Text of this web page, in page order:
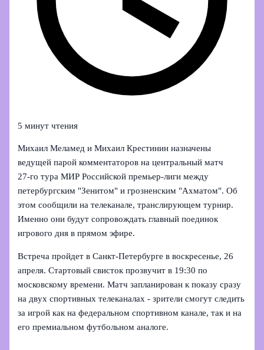
5 минут чтения
Михаил Меламед и Михаил Крестинин назначены
ведущей парой комментаторов на центральный матч
27‑го тура МИР Российской премьер‑лиги между
петербургским "Зенитом" и грозненским "Ахматом". Об
этом сообщили на телеканале, транслирующем турнир.
Именно они будут сопровождать главный поединок
игрового дня в прямом эфире.
Встреча пройдет в Санкт‑Петербурге в воскресенье, 26
апреля. Стартовый свисток прозвучит в 19:30 по
московскому времени. Матч запланирован к показу сразу
на двух спортивных телеканалах - зрители смогут следить
за игрой как на федеральном спортивном канале, так и на
его премиальном футбольном аналоге.